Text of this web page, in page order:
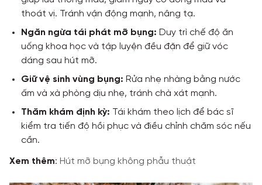
thoát vị. Tránh vận động mạnh, nâng tạ.
Ngăn ngừa tái phát mỡ bụng: Duy trì chế độ ăn
uống khoa học và tập luyện đều đặn để giữ vóc
dáng sau hút mỡ.
Giữ vệ sinh vùng bụng: Rửa nhẹ nhàng bằng nước
ấm và xà phòng dịu nhẹ, tránh chà xát mạnh.
Thăm khám định kỳ: Tái khám theo lịch để bác sĩ
kiểm tra tiến độ hồi phục và điều chỉnh chăm sóc nếu
cần.
Xem thêm: Hút mỡ bụng không phẫu thuật